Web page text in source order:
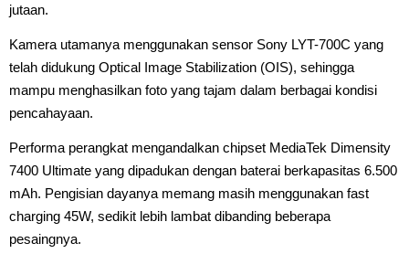
jutaan.
Kamera utamanya menggunakan sensor Sony LYT-700C yang
telah didukung Optical Image Stabilization (OIS), sehingga
mampu menghasilkan foto yang tajam dalam berbagai kondisi
pencahayaan.
Performa perangkat mengandalkan chipset MediaTek Dimensity
7400 Ultimate yang dipadukan dengan baterai berkapasitas 6.500
mAh. Pengisian dayanya memang masih menggunakan fast
charging 45W, sedikit lebih lambat dibanding beberapa
pesaingnya.